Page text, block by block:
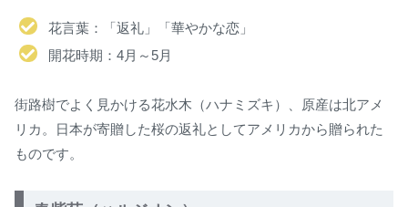
花言葉：「返礼」「華やかな恋」
開花時期：4月～5月
街路樹でよく見かける花水木（ハナミズキ）、原産は北アメ
リカ。日本が寄贈した桜の返礼としてアメリカから贈られた
ものです。